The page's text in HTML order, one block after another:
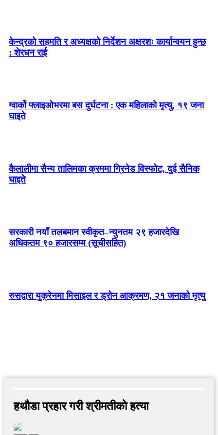
केन्द्रको सहमति र अध्यक्षको निर्देशन अक्षरशः कार्यान्वयन हुन्छ
: शेरधन राई
ग्वार्को फ्लाइओभरमा बस दुर्घटना : एक महिलाको मृत्यु, १९ जना
घाइते
कैलालीमा सैन्य तालिमका क्रममा ग्रिनेड विस्फोट, दुई सैनिक
घाइते
सरकारी नयाँ तलबमान स्वीकृत–न्युनतम २९ हजारदेखि
अधिकतम ९० हजारसम्म (सूचीसहित)
रुसद्वारा युक्रेनमा मिसाइल र ड्रोन आक्रमण, २१ जनाको मृत्यु
हथौडा प्रहार गरी श्रीमतीकाे हत्या